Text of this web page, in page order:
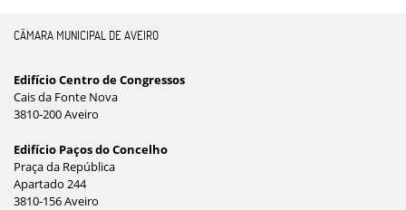
CÂMARA MUNICIPAL DE AVEIRO
Edifício Centro de Congressos
Cais da Fonte Nova
3810-200 Aveiro
Edifício Paços do Concelho
Praça da República
Apartado 244
3810-156 Aveiro